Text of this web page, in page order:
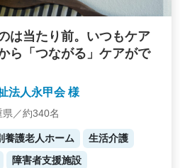
は当たり前。いつもケア
ら「つながる」ケアがで
法人永甲会 様
県／約340名
養護老人ホーム
生活介護
障害者支援施設